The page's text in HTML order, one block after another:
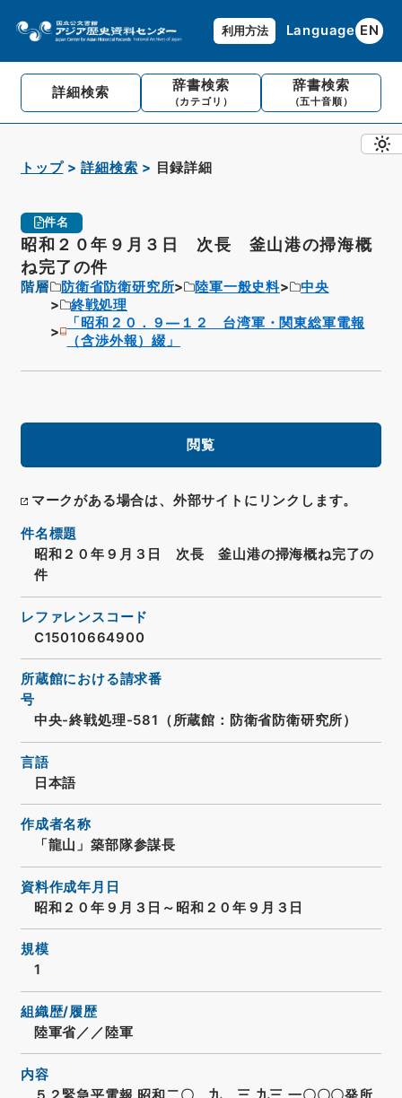
利用方法 Language EN
詳細検索 辞書検索
（カテゴリ）
辞書検索
（五十音順）
トップ 詳細検索 目録詳細
件名
昭和２０年９月３日 次長 釜山港の掃海概
ね完了の件
階層 防衛省防衛研究所 陸軍一般史料
中央
終戦処理
「昭和２０．９―１２ 台湾軍・関東総軍電報
（含渉外報）綴」
閲覧
マークがある場合は、外部サイトにリンクします。
件名標題
昭和２０年９月３日 次長 釜山港の掃海概ね完了の
件
レファレンスコード
C15010664900
所蔵館における請求番
号
中央-終戦処理-581（所蔵館：防衛省防衛研究所）
言語
日本語
作成者名称
「龍山」築部隊参謀長
資料作成年月日
昭和２０年９月３日～昭和２０年９月３日
規模
1
組織歴/履歴
陸軍省／／陸軍
内容